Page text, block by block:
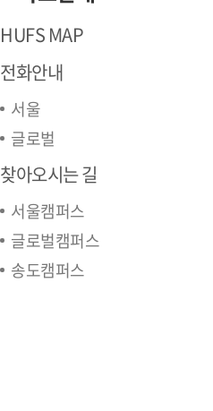
HUFS MAP
전화안내
서울
글로벌
찾아오시는 길
서울캠퍼스
글로벌캠퍼스
송도캠퍼스